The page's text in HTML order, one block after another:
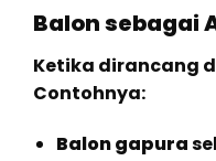
Balon sebagai
Ketika dirancang
Contohnya:
Balon gapura